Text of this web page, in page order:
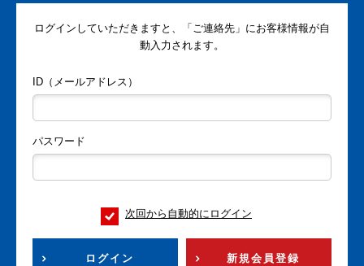
ログインしていただきますと、「ご連絡先」にお客様情報が自
動入力されます。
ID（メールアドレス）
パスワード
次回から自動的にログイン
ログイン 新規会員登録